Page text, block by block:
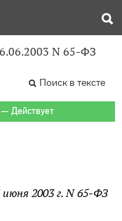
N 65-ФЗ
Поиск в тексте
— Действует
июня 2003 г. N 65-ФЗ